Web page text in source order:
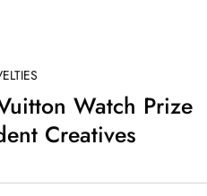
Watch Prize
Creatives